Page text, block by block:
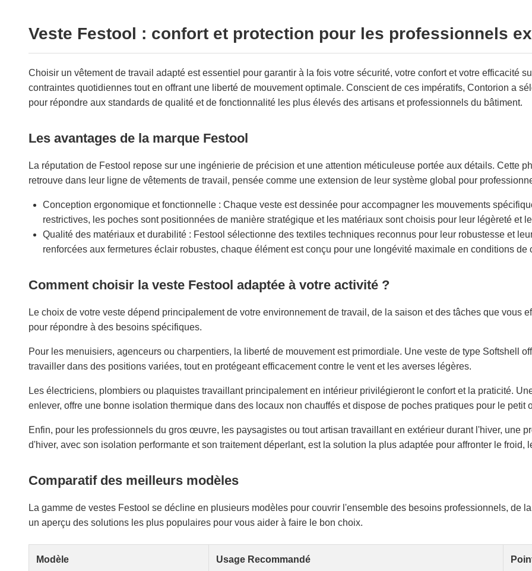
Veste Festool : confort et protection pour les professionnels
Choisir un vêtement de travail adapté est essentiel pour garantir à la fois votre sécurité, votre confort et votre efficacité
contraintes quotidiennes tout en offrant une liberté de mouvement optimale. Conscient de ces impératifs, Contorion a
pour répondre aux standards de qualité et de fonctionnalité les plus élevés des artisans et professionnels du bâtiment.
Les avantages de la marque Festool
La réputation de Festool repose sur une ingénierie de précision et une attention méticuleuse portée aux détails. Cette
retrouve dans leur ligne de vêtements de travail, pensée comme une extension de leur système global pour
Conception ergonomique et fonctionnelle : Chaque veste est dessinée pour accompagner les mouvements
restrictives, les poches sont positionnées de manière stratégique et les matériaux sont choisis pour leur légèreté et
Qualité des matériaux et durabilité : Festool sélectionne des textiles techniques reconnus pour leur robustesse et
renforcées aux fermetures éclair robustes, chaque élément est conçu pour une longévité maximale en conditions de
Comment choisir la veste Festool adaptée à votre activité ?
Le choix de votre veste dépend principalement de votre environnement de travail, de la saison et des tâches que vous
pour répondre à des besoins spécifiques.
Pour les menuisiers, agenceurs ou charpentiers, la liberté de mouvement est primordiale. Une veste de type Softshell
travailler dans des positions variées, tout en protégeant efficacement contre le vent et les averses légères.
Les électriciens, plombiers ou plaquistes travaillant principalement en intérieur privilégieront le confort et la praticité.
enlever, offre une bonne isolation thermique dans des locaux non chauffés et dispose de poches pratiques pour le petit
Enfin, pour les professionnels du gros œuvre, les paysagistes ou tout artisan travaillant en extérieur durant l'hiver, une
d'hiver, avec son isolation performante et son traitement déperlant, est la solution la plus adaptée pour affronter le froid,
Comparatif des meilleurs modèles
La gamme de vestes Festool se décline en plusieurs modèles pour couvrir l'ensemble des besoins professionnels, de
un aperçu des solutions les plus populaires pour vous aider à faire le bon choix.
Modèle Usage Recommandé